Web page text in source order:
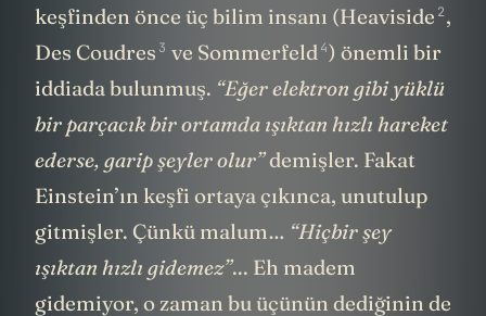
bir numarası var. Taaa Einstein’ın 1905’teki
keşfinden önce üç bilim insanı ( Heaviside
Des Coudres veSommerfeld ) önemli bir
iddiada bulunmuş.“Eğer elektron gibi yüklü
bir parçacık bir ortamda ışıktan hızlı hareket
ederse, garip şeyler olur”demişler. Fakat
Einstein’ın keşfi ortaya çıkınca, unutulup
gitmişler. Çünkü malum…“Hiçbir şey
ışıktan hızlı gidemez”... Eh madem